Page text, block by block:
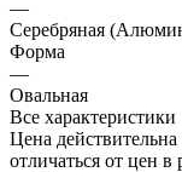
—
Серебряная
Форма
—
Овальная
Все характеристики
Цена
отличаться от цен